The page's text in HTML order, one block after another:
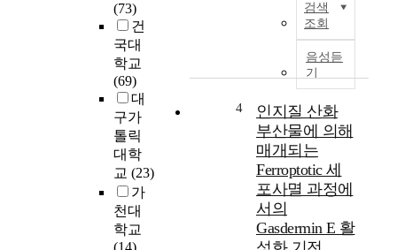
(73)
건
국대
학교
(69)
대
구가
톨릭
대학
교 (23)
가
천대
학교
노
검색
조회
음성듣
기
4
인지질 산화
부산물에 의해
매개되는
Ferroptotic 세
포사멸 과정에
서의
Gasdermin E 활